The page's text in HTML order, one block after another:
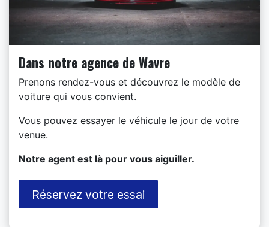
Dans notre agence de Wavre
Prenons rendez-vous et découvrez le modèle de
voiture qui vous convient.
Vous pouvez essayer le véhicule le jour de votre
venue.
​Notre agent est là pour vous aiguiller.
Réservez votre essai